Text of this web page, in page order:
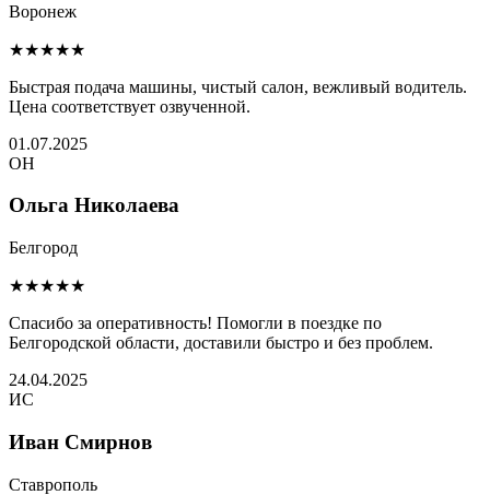
Воронеж
★★★★★
Быстрая подача машины, чистый салон, вежливый водитель.
Цена соответствует озвученной.
01.07.2025
ОН
Ольга Николаева
Белгород
★★★★★
Спасибо за оперативность! Помогли в поездке по
Белгородской области, доставили быстро и без проблем.
24.04.2025
ИС
Иван Смирнов
Ставрополь